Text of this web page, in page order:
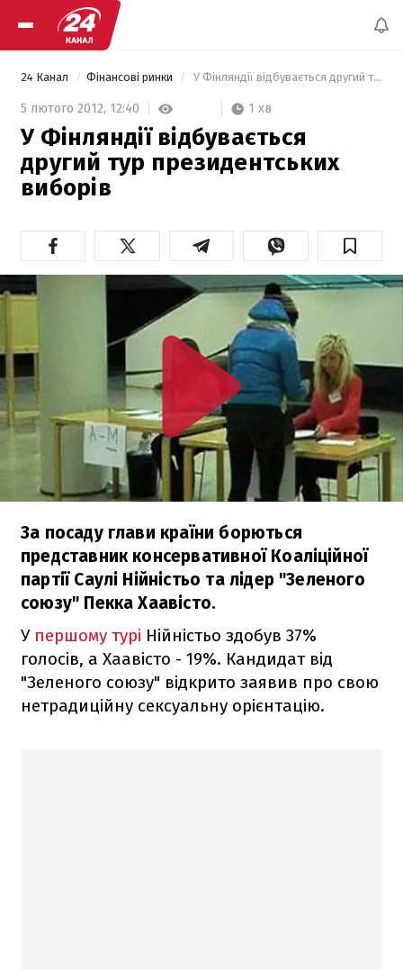
24 Канал Фінансові ринки У Фінляндії відбувається другий тур президентських виборів
5 лютого 2012, 12:40 1 хв
У Фінляндії відбувається
другий тур президентських
виборів
За посаду глави країни борються
представник консервативної Коаліційної
партії Саулі Нійністьо та лідер "Зеленого
союзу" Пекка Хаавісто.
У першому турі Нійністьо здобув 37%
голосів, а Хаавісто - 19%. Кандидат від
"Зеленого союзу" відкрито заявив про свою
нетрадиційну сексуальну орієнтацію.